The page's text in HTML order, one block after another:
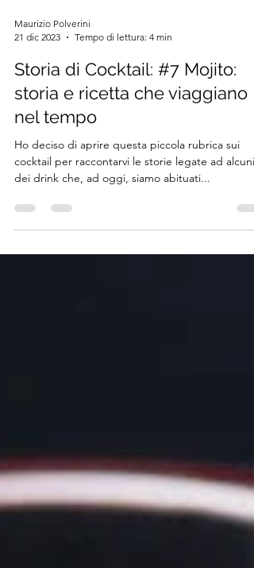
21 dic 2023
Tempo di lettura: 4 min
Storia di Cocktail: #7 Mojito:
storia e ricetta che viaggiano
nel tempo
Ho deciso di aprire questa piccola rubrica sui
dei drink che, ad oggi, siamo abituati...